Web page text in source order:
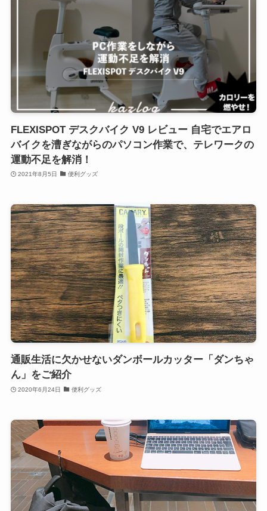
FLEXISPOT デスクバイク V9 レビュー 自宅でエアロ
バイクを漕ぎながらのパソコン作業で、テレワークの
運動不足を解消！
2021年8月5日 便利グッズ
通販生活に欠かせないダンボールカッター「ダンちゃ
ん」をご紹介
2020年6月24日 便利グッズ